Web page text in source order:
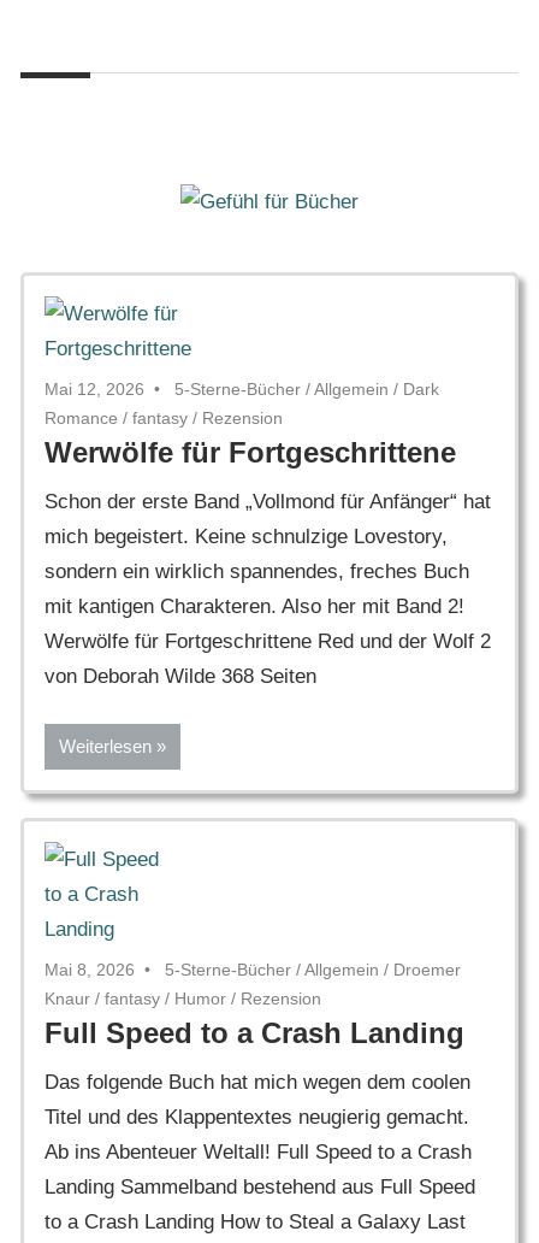
springen
Gefühl
für
Mai 12, 2026 5-Sterne-Bücher /Allgemein / Dark
Romance / fantasy / Rezension
Werwölfe für Fortgeschrittene
Schon der erste Band „Vollmond für Anfänger“ hat
mich begeistert. Keine schnulzige Lovestory,
sondern ein wirklich spannendes, freches Buch
mit kantigen Charakteren. Also her mit Band 2!
Werwölfe für Fortgeschrittene Red und der Wolf 2
von Deborah Wilde 368 Seiten
Weiterlesen
Mai 8, 2026 5-Sterne-Bücher /Allgemein / Droemer
Knaur / fantasy / Humor / Rezension
Full Speed to a Crash Landing
Das folgende Buch hat mich wegen dem coolen
Titel und des Klappentextes neugierig gemacht.
Ab ins Abenteuer Weltall! Full Speed to a Crash
Landing Sammelband bestehend aus Full Speed
to a Crash Landing How to Steal a Galaxy Last